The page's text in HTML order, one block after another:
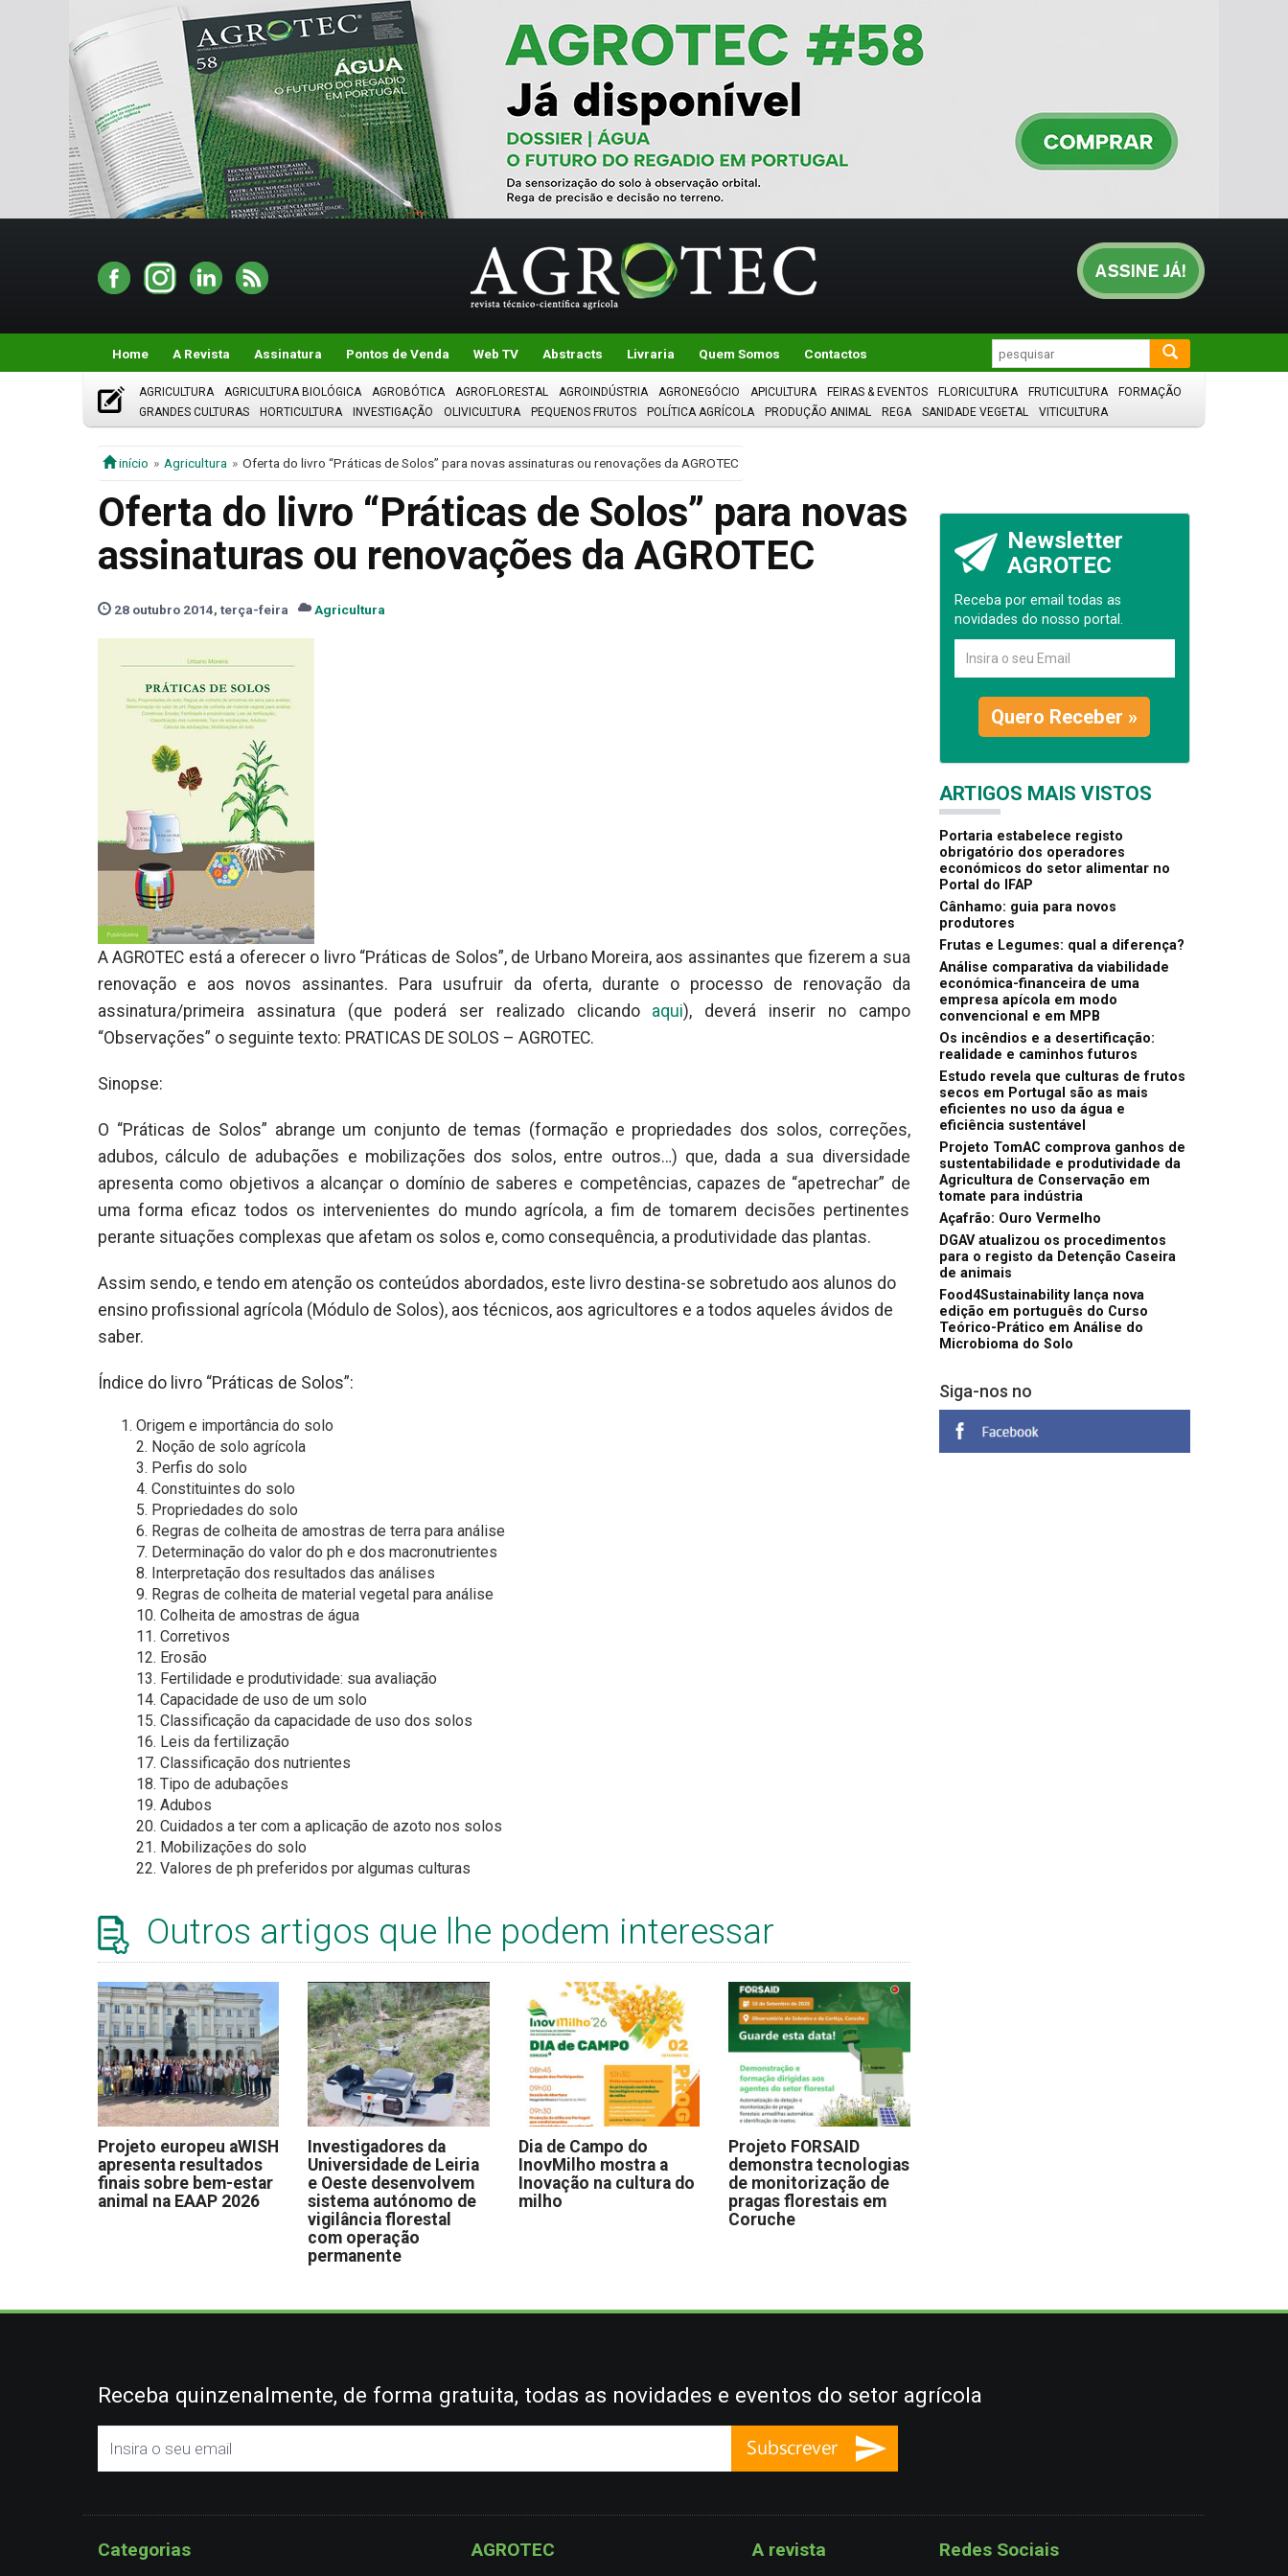
Home A Revista Assinatura Pontos de Venda Web TV Abstracts Livraria Quem Somos Contactos
AGRICULTURA AGRICULTURA BIOLÓGICA AGROBÓTICA AGROFLORESTAL AGROINDÚSTRIA AGRONEGÓCIO APICULTURA FEIRAS & EVENTOS FLORICULTURA FRUTICULTURA
FORMAÇÃO
GRANDES CULTURAS
HORTICULTURA INVESTIGAÇÃO OLIVICULTURA PEQUENOS FRUTOS POLÍTICA AGRÍCOLA PRODUÇÃO ANIMAL REGA SANIDADE VEGETAL VITICULTURA
início Agricultura Oferta do livro “Práticas de Solos” para novas assinaturas ou renovações da AGROTEC
Oferta do livro “Práticas de Solos” para novas
assinaturas ou renovações da AGROTEC
28 outubro 2014, terça-feira Agricultura
A AGROTEC está a oferecer o livro “Práticas de Solos”, de Urbano Moreira, aos assinantes que fizerem a sua
renovação e aos novos assinantes. Para usufruir da oferta, durante o processo de renovação da
assinatura/primeira assinatura (que poderá ser realizado clicando aqui), deverá inserir no campo
“Observações” o seguinte texto: PRATICAS DE SOLOS – AGROTEC.
Sinopse:
O “Práticas de Solos” abrange um conjunto de temas (formação e propriedades dos solos, correções,
adubos, cálculo de adubações e mobilizações dos solos, entre outros…) que, dada a sua diversidade
apresenta como objetivos a alcançar o domínio de saberes e competências, capazes de “apetrechar” de
uma forma eficaz todos os intervenientes do mundo agrícola, a fim de tomarem decisões pertinentes
perante situações complexas que afetam os solos e, como consequência, a produtividade das plantas.
Assim sendo, e tendo em atenção os conteúdos abordados, este livro destina-se sobretudo aos alunos do
ensino profissional agrícola (Módulo de Solos), aos técnicos, aos agricultores e a todos aqueles ávidos de
saber.
Índice do livro “Práticas de Solos”:
Origem e importância do solo
2. Noção de solo agrícola
3. Perfis do solo
4. Constituintes do solo
5. Propriedades do solo
6. Regras de colheita de amostras de terra para análise
7. Determinação do valor do ph e dos macronutrientes
8. Interpretação dos resultados das análises
9. Regras de colheita de material vegetal para análise
10. Colheita de amostras de água
11. Corretivos
12. Erosão
13. Fertilidade e produtividade: sua avaliação
14. Capacidade de uso de um solo
15. Classificação da capacidade de uso dos solos
16. Leis da fertilização
17. Classificação dos nutrientes
18. Tipo de adubações
19. Adubos
20. Cuidados a ter com a aplicação de azoto nos solos
21. Mobilizações do solo
22. Valores de ph preferidos por algumas culturas
Outros artigos que lhe podem interessar
Projeto europeu aWISH
apresenta resultados
finais sobre bem-estar
animal na EAAP 2026
Investigadores da
Universidade de Leiria
e Oeste desenvolvem
sistema autónomo de
vigilância florestal
com operação
permanente
Dia de Campo do
InovMilho mostra a
Inovação na cultura do
milho
Projeto FORSAID
demonstra tecnologias
de monitorização de
pragas florestais em
Coruche
Newsletter
AGROTEC
Receba por email todas as
novidades do nosso portal.
Quero Receber »
ARTIGOS MAIS VISTOS
Portaria estabelece registo
obrigatório dos operadores
económicos do setor alimentar no
Portal do IFAP
Cânhamo: guia para novos
produtores
Frutas e Legumes: qual a diferença?
Análise comparativa da viabilidade
económica-financeira de uma
empresa apícola em modo
convencional e em MPB
Os incêndios e a desertificação:
realidade e caminhos futuros
Estudo revela que culturas de frutos
secos em Portugal são as mais
eficientes no uso da água e
eficiência sustentável
Projeto TomAC comprova ganhos de
sustentabilidade e produtividade da
Agricultura de Conservação em
tomate para indústria
Açafrão: Ouro Vermelho
DGAV atualizou os procedimentos
para o registo da Detenção Caseira
de animais
Food4Sustainability lança nova
edição em português do Curso
Teórico-Prático em Análise do
Microbioma do Solo
Siga-nos no
Receba quinzenalmente, de forma gratuita, todas as novidades e eventos do setor agrícola
Categorias AGROTEC A revista Redes Sociais